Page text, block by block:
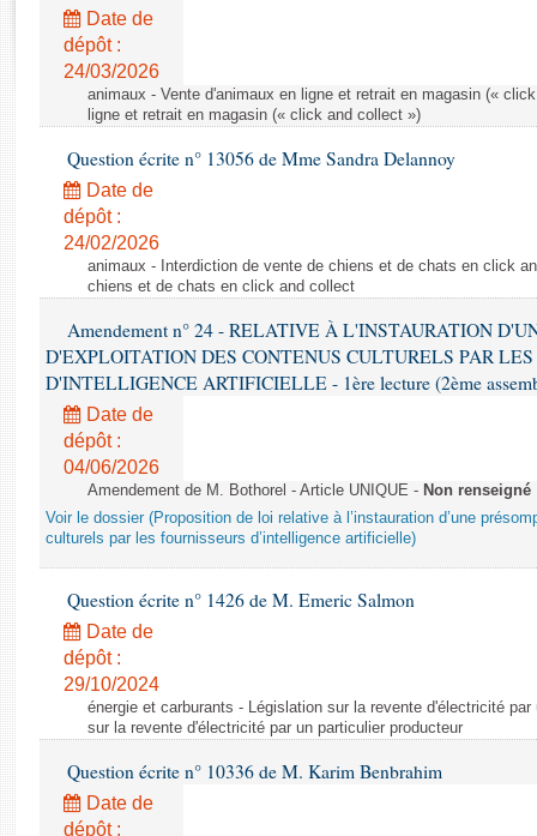
Rapports législatifs
Rapports sur l'application des lois
Baromètre de l’application des lois
Dossiers législatifs
Budget et sécurité sociale
Questions écrites et orales
Comptes rendus des débats
Date de
dépôt :
24/03/2026
animaux - Vente d'animaux en ligne et retrait en magasin («
ligne et retrait en magasin (« click and collect »)
Question écrite n° 13056 de Mme Sandra Delannoy
Date de
dépôt :
24/02/2026
animaux - Interdiction de vente de chiens et de chats en click
chiens et de chats en click and collect
Amendement n° 24 - RELATIVE À L'INSTAURATION
D'EXPLOITATION DES CONTENUS CULTURELS PAR LES
D'INTELLIGENCE ARTIFICIELLE - 1ère lecture (2ème
Date de
dépôt :
04/06/2026
Amendement de M. Bothorel - Article UNIQUE - Non renseigné
Voir le dossier (Proposition de loi relative à l’instauration d’une
culturels par les fournisseurs d’intelligence artificielle)
Question écrite n° 1426 de M. Emeric Salmon
Date de
dépôt :
29/10/2024
énergie et carburants - Législation sur la revente d'électricité
sur la revente d'électricité par un particulier producteur
Question écrite n° 10336 de M. Karim Benbrahim
Date de
dépôt :